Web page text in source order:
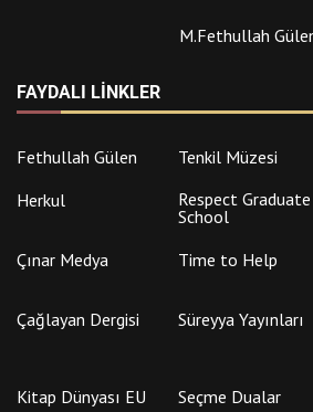
M.Fethullah
FAYDALI LINKLER
Fethullah Gülen Tenkil Müzesi
Herkul
Respect Graduate
School
Çınar Medya Time to Help
Çağlayan Dergisi
Süreyya Yayınları
Kitap Dünyası EU
Seçme Dualar